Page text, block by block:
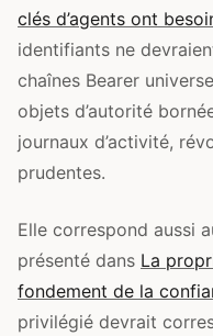
clés d’agents ont
identifiants ne
chaînes Bearer
objets d’autorité
journaux d’activité,
prudentes.
Elle correspond aussi
présenté dans La
fondement de la
privilégié devrait